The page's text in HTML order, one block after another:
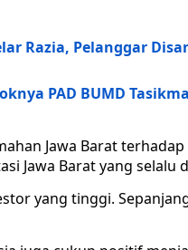
Razia, Pelanggar
PAD BUMD
Jawa Barat
Jawa Barat yang selalu
yang tinggi.